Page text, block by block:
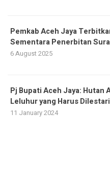
Pemkab Aceh Jaya
Sementara Penerbitan
6 August 2025
Pj Bupati Aceh Jaya: Hutan
Leluhur yang Harus
11 January 2024